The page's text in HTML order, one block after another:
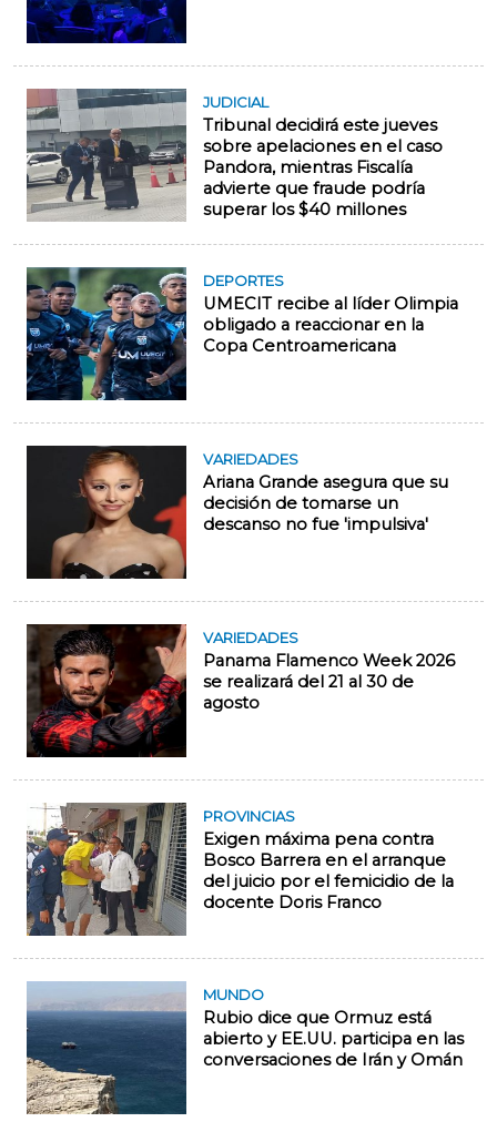
JUDICIAL
Tribunal decidirá este jueves
sobre apelaciones en el caso
Pandora, mientras Fiscalía
advierte que fraude podría
superar los $40 millones
DEPORTES
UMECIT recibe al líder Olimpia
obligado a reaccionar en la
Copa Centroamericana
VARIEDADES
Ariana Grande asegura que su
decisión de tomarse un
descanso no fue 'impulsiva'
VARIEDADES
Panama Flamenco Week 2026
se realizará del 21 al 30 de
agosto
PROVINCIAS
Exigen máxima pena contra
Bosco Barrera en el arranque
del juicio por el femicidio de la
docente Doris Franco
MUNDO
Rubio dice que Ormuz está
abierto y EE.UU. participa en las
conversaciones de Irán y Omán